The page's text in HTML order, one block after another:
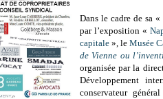
Dans le cadre de sa
par l’exposition «
capitale », leMusée
de Vienne ou
organisée par la
Développement
conservateur